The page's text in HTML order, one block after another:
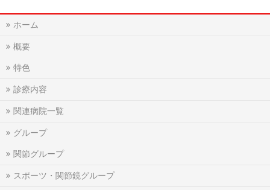
ホーム
概要
特色
診療内容
関連病院一覧
グループ
関節グループ
スポーツ・関節鏡グループ